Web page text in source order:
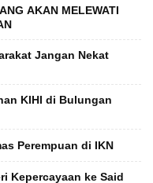
AKAN MELEWATI
Jangan Nekat
KIHI di Bulungan
Perempuan di IKN
Kepercayaan ke Said